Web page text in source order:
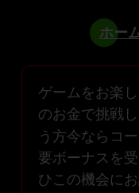
ホー
ゲームをお楽
のお金で挑戦
う方今ならコ
要ボーナスを
ひこの機会に